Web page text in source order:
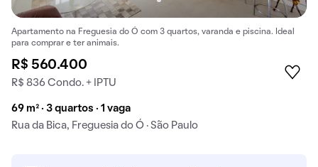
Apartamento na Freguesia do Ó com 3 quartos, varanda e piscina. Ideal
para comprar e ter animais.
R$ 560.400
R$ 836 Condo. + IPTU
69 m² · 3 quartos · 1 vaga
Rua da Bica, Freguesia do Ó · São Paulo